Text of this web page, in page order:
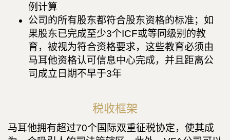
例计算
公司的所有股东都符合股东资格的标准；如
果股东已完成至少3个ICF或等同级别的教
育，被视为符合资格要求，这些教育必须由
马耳他资格认可信息中心完成，并且距离公
司成立日期不早于3年
税收框架
马耳他拥有超过70个国际双重征税协定，使其成